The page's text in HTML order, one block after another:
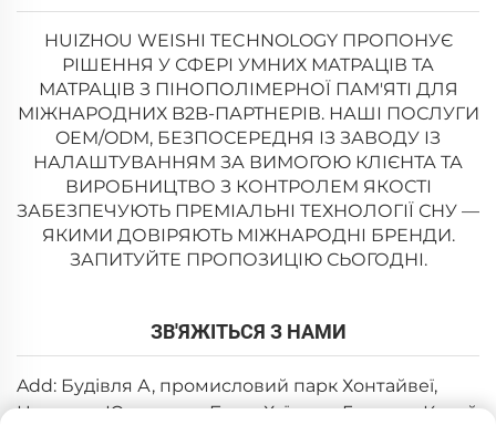
HUIZHOU WEISHI TECHNOLOGY ПРОПОНУЄ
РІШЕННЯ У СФЕРІ УМНИХ МАТРАЦІВ ТА
МАТРАЦІВ З ПІНОПОЛІМЕРНОЇ ПАМ'ЯТІ ДЛЯ
МІЖНАРОДНИХ B2B-ПАРТНЕРІВ. НАШІ ПОСЛУГИ
OEM/ODM, БЕЗПОСЕРЕДНЯ ІЗ ЗАВОДУ ІЗ
НАЛАШТУВАННЯМ ЗА ВИМОГОЮ КЛІЄНТА ТА
ВИРОБНИЦТВО З КОНТРОЛЕМ ЯКОСТІ
ЗАБЕЗПЕЧУЮТЬ ПРЕМІАЛЬНІ ТЕХНОЛОГІЇ СНУ —
ЯКИМИ ДОВІРЯЮТЬ МІЖНАРОДНІ БРЕНДИ.
ЗАПИТУЙТЕ ПРОПОЗИЦІЮ СЬОГОДНІ.
ЗВ'ЯЖІТЬСЯ З НАМИ
Add: Будівля А, промисловий парк Хонтайвеї,
Цзютань, Юаньчжоу, Боло, Хуїчжоу, Гуандун, Китай